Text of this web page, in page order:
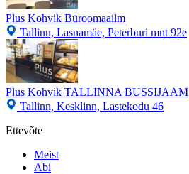
Plus Kohvik Büroomaailm
Tallinn, Lasnamäe, Peterburi mnt 92e
Plus Kohvik TALLINNA BUSSIJAAM
Tallinn, Kesklinn, Lastekodu 46
Ettevõte
Meist
Abi